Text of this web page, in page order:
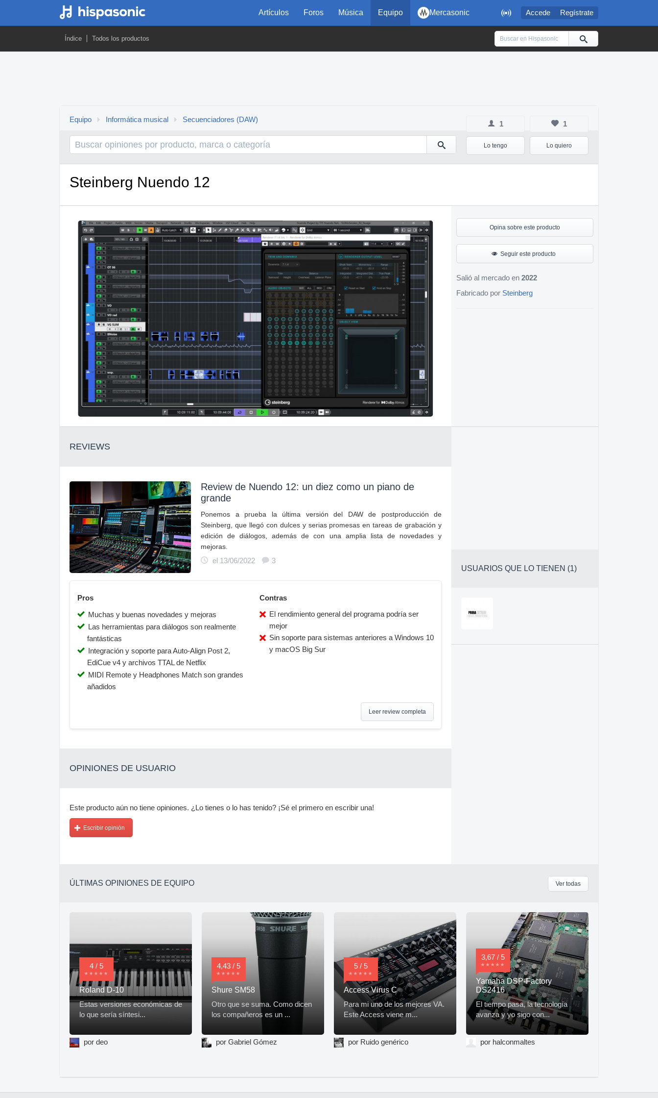
 Accede Regístrate
Artículos Foros Música Equipo Mercasonic
Índice Todos los productos
1
Lo tengo
1
Lo quiero
Equipo Informática musical Secuenciadores (DAW)
Steinberg Nuendo 12
Opina sobre este producto
Seguir este producto
Salió al mercado en 2022
Fabricado por Steinberg
REVIEWS
Review de Nuendo 12: un diez como un piano de
grande
Ponemos a prueba la última versión del DAW de postproducción de
Steinberg, que llegó con dulces y serias promesas en tareas de grabación y
edición de diálogos, además de con una amplia lista de novedades y
mejoras.
el 13/06/2022
3
Pros
Muchas y buenas novedades y mejoras
Las herramientas para diálogos son realmente
fantásticas
Integración y soporte para Auto-Align Post 2,
EdiCue v4 y archivos TTAL de Netflix
MIDI Remote y Headphones Match son grandes
añadidos
Contras
El rendimiento general del programa podría ser
mejor
Sin soporte para sistemas anteriores a Windows 10
y macOS Big Sur
Leer review completa
OPINIONES DE USUARIO
Este producto aún no tiene opiniones. ¿Lo tienes o lo has tenido? ¡Sé el primero en escribir una!
Escribir opinión
USUARIOS QUE LO TIENEN (1)
ÚLTIMAS OPINIONES DE EQUIPO Ver todas
4 / 5
Roland D-10
Estas versiones económicas de
lo que sería síntesi...
por deo
4,43 / 5
Shure SM58
Otro que se suma. Como dicen
los compañeros es un ...
por Gabriel Gómez
5 / 5
Access Virus C
Para mi uno de los mejores VA.
Este Access viene m...
por Ruido genérico
3,67 / 5
Yamaha DSP-Factory
DS2416
El tiempo pasa, la tecnología
avanza y yo sigo con...
por halconmaltes